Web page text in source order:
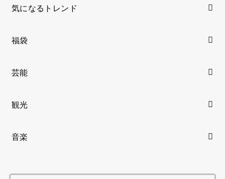
気になるトレンド
福袋
芸能
観光
音楽